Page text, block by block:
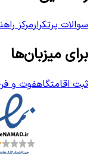
سوالات پرتکرارمرکز
برای میزبان‌ها
ثبت اقامتگاهفوت و فن